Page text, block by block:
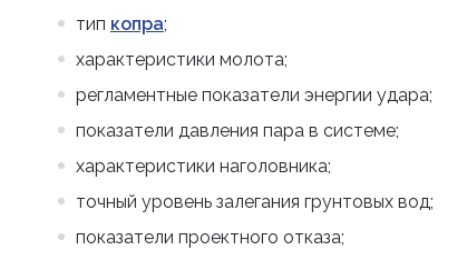
тип копра;
характеристики молота;
регламентные показатели энергии удара;
показатели давления пара в системе;
характеристики наголовника;
точный уровень залегания грунтовых вод;
показатели проектного отказа;